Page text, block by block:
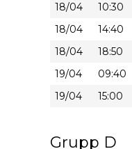
18/04
10:30
18/04
14:40
18/04
18:50
19/04
09:40
19/04
15:00
Grupp D